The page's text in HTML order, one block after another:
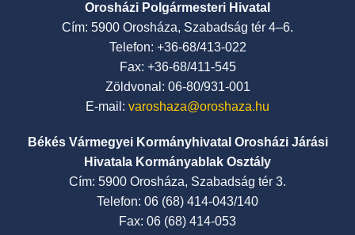
Orosházi Polgármesteri Hivatal
Cím: 5900 Orosháza, Szabadság tér 4–6.
Telefon: +36-68/413-022
Fax: +36-68/411-545
Zöldvonal: 06-80/931-001
E-mail: varoshaza@oroshaza.hu
Békés Vármegyei Kormányhivatal Orosházi Járási
Hivatala Kormányablak Osztály
Cím: 5900 Orosháza, Szabadság tér 3.
Telefon: 06 (68) 414-043/140
Fax: 06 (68) 414-053